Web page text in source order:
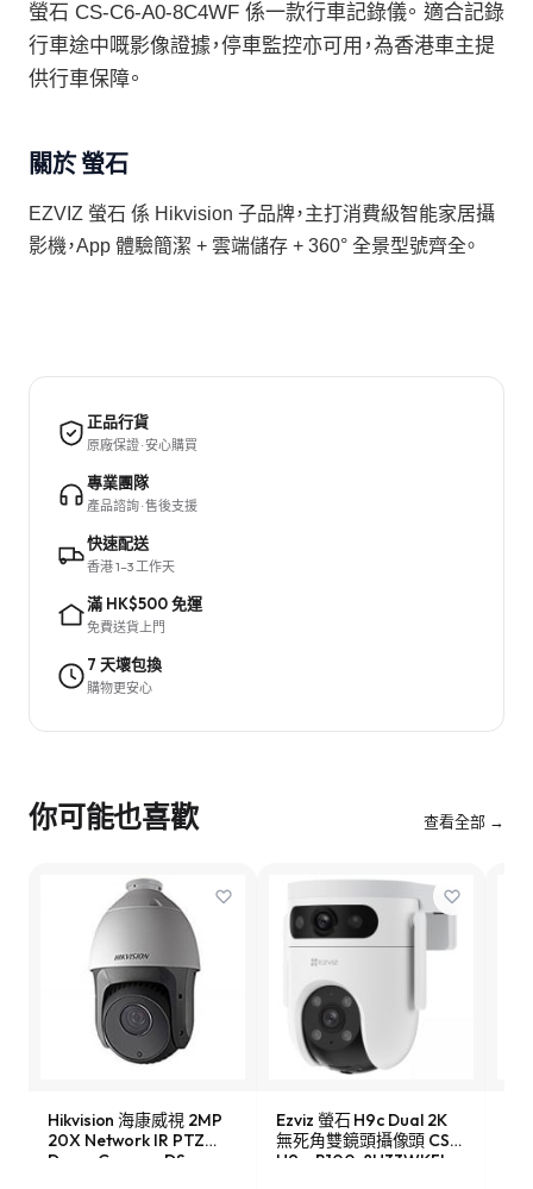
螢石 CS-C6-A0-8C4WF 係一款行車記錄儀。 適合記錄
行車途中嘅影像證據，停車監控亦可用，為香港車主提
供行車保障。
關於 螢石
EZVIZ 螢石 係 Hikvision 子品牌，主打消費級智能家居攝
影機，App 體驗簡潔 + 雲端儲存 + 360° 全景型號齊全。
正品行貨
原廠保證 · 安心購買
專業團隊
產品諮詢 · 售後支援
快速配送
香港 1–3 工作天
滿 HK$500 免運
免費送貨上門
7 天壞包換
購物更安心
你可能也喜歡 查看全部 →
Hikvision 海康威視 2MP
20X Network IR PTZ
Dome Camera DS-
Ezviz 螢石 H9c Dual 2K
無死角雙鏡頭攝像頭 CS-
H9c-R100-8H33WKFL